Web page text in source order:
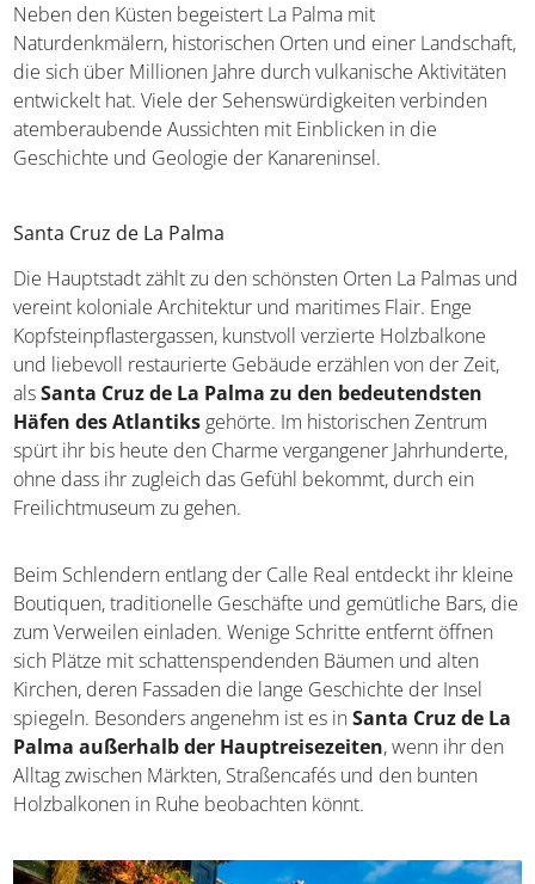
Neben den Küsten begeistert La Palma mit
Naturdenkmälern, historischen Orten und einer Landschaft,
die sich über Millionen Jahre durch vulkanische Aktivitäten
entwickelt hat. Viele der Sehenswürdigkeiten verbinden
atemberaubende Aussichten mit Einblicken in die
Geschichte und Geologie der Kanareninsel.
Santa Cruz de La Palma
Die Hauptstadt zählt zu den schönsten Orten La Palmas und
vereint koloniale Architektur und maritimes Flair. Enge
Kopfsteinpflastergassen, kunstvoll verzierte Holzbalkone
und liebevoll restaurierte Gebäude erzählen von der Zeit,
alsSanta Cruz de La Palma zu den bedeutendsten
Häfen des Atlantiks gehörte. Im historischen Zentrum
spürt ihr bis heute den Charme vergangener Jahrhunderte,
ohne dass ihr zugleich das Gefühl bekommt, durch ein
Freilichtmuseum zu gehen.
Beim Schlendern entlang der Calle Real entdeckt ihr kleine
Boutiquen, traditionelle Geschäfte und gemütliche Bars, die
zum Verweilen einladen. Wenige Schritte entfernt öffnen
sich Plätze mit schattenspendenden Bäumen und alten
Kirchen, deren Fassaden die lange Geschichte der Insel
spiegeln. Besonders angenehm ist es inSanta Cruz de La
Palma außerhalb der Hauptreisezeiten, wenn ihr den
Alltag zwischen Märkten, Straßencafés und den bunten
Holzbalkonen in Ruhe beobachten könnt.